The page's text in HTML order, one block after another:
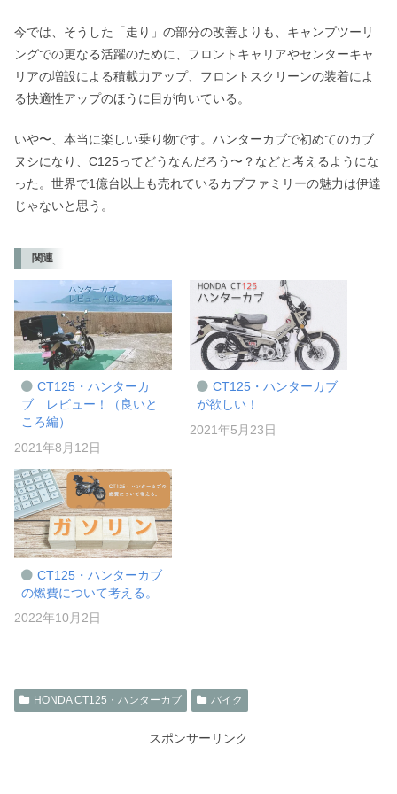
今では、そうした「走り」の部分の改善よりも、キャンプツーリ
ングでの更なる活躍のために、フロントキャリアやセンターキャ
リアの増設による積載力アップ、フロントスクリーンの装着によ
る快適性アップのほうに目が向いている。
いや〜、本当に楽しい乗り物です。ハンターカブで初めてのカブ
ヌシになり、C125ってどうなんだろう〜？などと考えるようにな
った。世界で1億台以上も売れているカブファミリーの魅力は伊達
じゃないと思う。
関連
CT125・ハンターカ
ブ レビュー！（良いと
ころ編）
2021年8月12日
CT125・ハンターカブ
が欲しい！
2021年5月23日
CT125・ハンターカブ
の燃費について考える。
2022年10月2日
HONDA CT125・ハンターカブ バイク
スポンサーリンク